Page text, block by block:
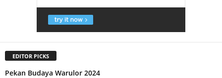
EDITOR PICKS
Pekan Budaya Warulor 2024